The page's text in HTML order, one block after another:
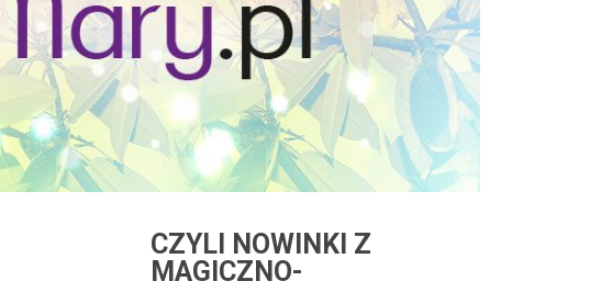
CZYLI NOWINKI Z
MAGICZNO-